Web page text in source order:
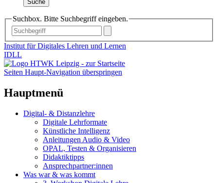
Suche
Suchbox. Bitte Suchbegriff eingeben.
Institut für Digitales Lehren und Lernen
IDLL
Seiten Haupt-Navigation überspringen
Hauptmenü
Digital- & Distanzlehre
Digitale Lehrformate
Künstliche Intelligenz
Anleitungen Audio & Video
OPAL, Testen & Organisieren
Didaktiktipps
Ansprechpartner:innen
Was war & was kommt